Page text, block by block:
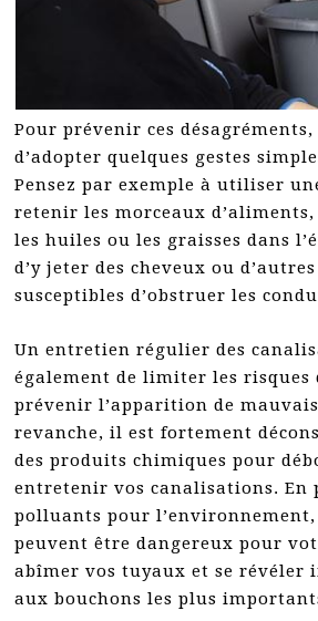
Pour prévenir ces
d’adopter quelques gestes
Pensez par exemple à utiliser
retenir les morceaux d’aliments,
les huiles ou les graisses dans
d’y jeter des cheveux ou
susceptibles d’obstruer les
Un entretien régulier des
également de limiter les risques
prévenir l’apparition de
revanche, il est fortement
des produits chimiques pour
entretenir vos canalisations. En
polluants pour l’environnement,
peuvent être dangereux pour
abîmer vos tuyaux et se révéler
aux bouchons les plus